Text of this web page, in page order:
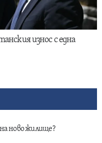
износ с една
ново жилище?